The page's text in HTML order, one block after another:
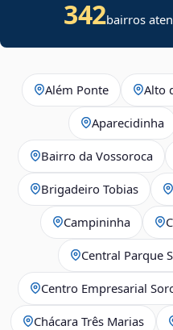
342bairros
Além Ponte Alto
Aparecidinha
Bairro da Vossoroca
Brigadeiro Tobias
Campininha
Central Parque
Centro Empresarial
Chácara Três Marias